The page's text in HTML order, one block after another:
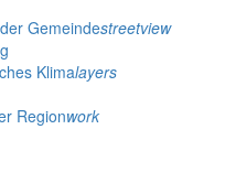
Gemeindestreetview
Klimalayers
Regionwork